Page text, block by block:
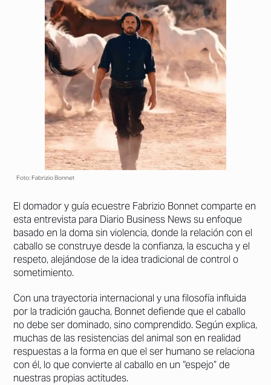
Foto: Fabrizio Bonnet
El domador y guía ecuestre Fabrizio Bonnetcomparte en
esta entrevista para Diario Business News su enfoque
basado en la doma sin violencia, donde la relación con el
caballo se construye desde la confianza, la escucha y el
respeto, alejándose de la idea tradicional de control o
sometimiento.
Con una trayectoria internacional y una filosofía influida
por la tradición gaucha, Bonnet defiende que el caballo
no debe ser dominado, sino comprendido. Según explica,
muchas de las resistencias del animal son en realidad
respuestas a la forma en que el ser humano se relaciona
con él, lo que convierte al caballo en un “espejo” de
nuestras propias actitudes.